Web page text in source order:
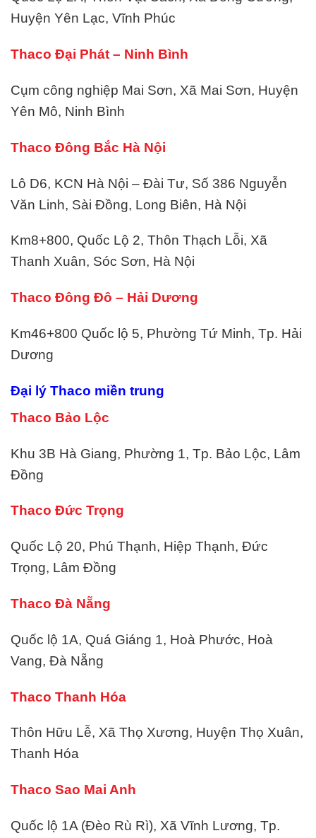
Huyện Yên Lạc, Vĩnh Phúc
Thaco Đại Phát – Ninh Bình
Cụm công nghiệp Mai Sơn, Xã Mai Sơn, Huyện
Yên Mô, Ninh Bình
Thaco Đông Bắc Hà Nội
Lô D6, KCN Hà Nội – Đài Tư, Số 386 Nguyễn
Văn Linh, Sài Đồng, Long Biên, Hà Nội
Km8+800, Quốc Lộ 2, Thôn Thạch Lỗi, Xã
Thanh Xuân, Sóc Sơn, Hà Nội
Thaco Đông Đô – Hải Dương
Km46+800 Quốc lộ 5, Phường Tứ Minh, Tp. Hải
Dương
Đại lý Thaco miền trung
Thaco Bảo Lộc
Khu 3B Hà Giang, Phường 1, Tp. Bảo Lộc, Lâm
Đồng
Thaco Đức Trọng
Quốc Lộ 20, Phú Thạnh, Hiệp Thạnh, Đức
Trọng, Lâm Đồng
Thaco Đà Nẵng
Quốc lộ 1A, Quá Giáng 1, Hoà Phước, Hoà
Vang, Đà Nẵng
Thaco Thanh Hóa
Thôn Hữu Lễ, Xã Thọ Xương, Huyện Thọ Xuân,
Thanh Hóa
Thaco Sao Mai Anh
Quốc lộ 1A (Đèo Rù Rì), Xã Vĩnh Lương, Tp.